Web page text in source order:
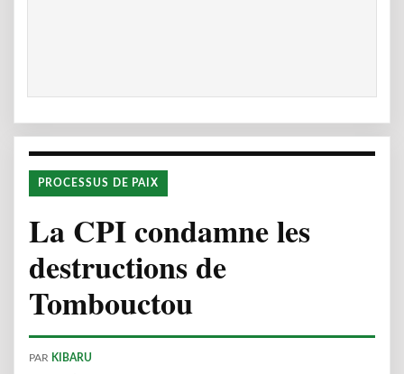
PROCESSUS DE PAIX
La CPI condamne les
destructions de
Tombouctou
PAR KIBARU